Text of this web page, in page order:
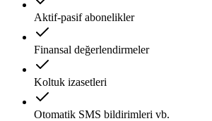
Aktif-pasif abonelikler
Finansal değerlendirmeler
Koltuk izasetleri
Otomatik SMS bildirimleri vb.